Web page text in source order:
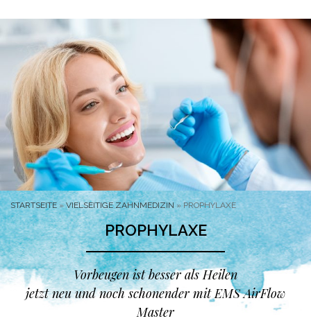
STARTSEITE»VIELSEITIGE ZAHNMEDIZIN» PROPHYLAXE
PROPHYLAXE
Vorbeugen ist besser als Heilen
jetzt neu und noch schonender mit EMS AirFlow
Master